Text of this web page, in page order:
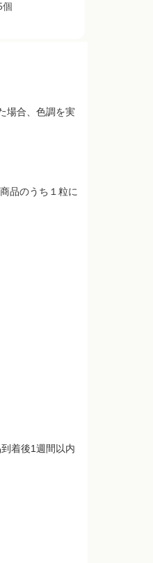
個
場合、色調を実
品のうち１粒に
着後1週間以内